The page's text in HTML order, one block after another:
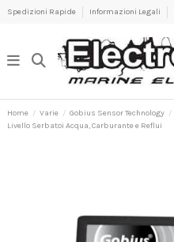
Spedizioni Rapide Informazioni Legali
Home Varie Gobius Sensor Technology
Livello Serbatoi Acqua, Carburante e Reflui